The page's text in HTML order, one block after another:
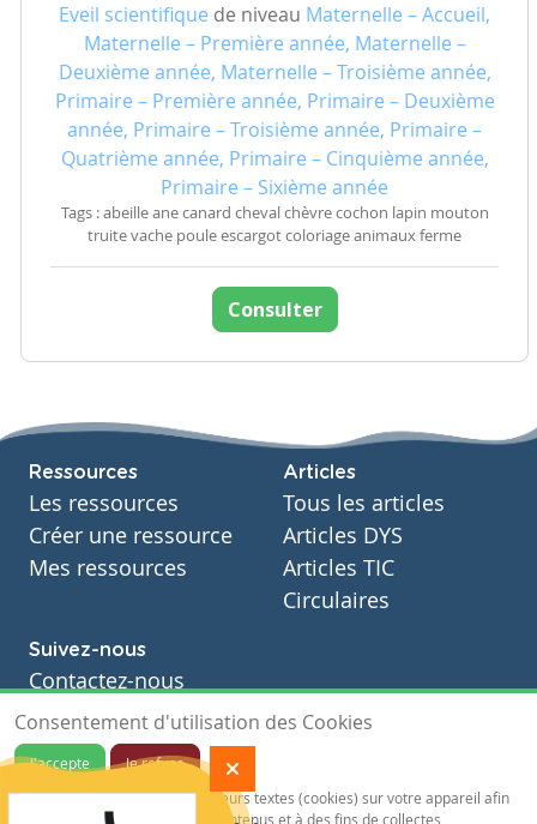
Eveil scientifique de niveau Maternelle – Accueil,
Maternelle – Première année, Maternelle –
Deuxième année, Maternelle – Troisième année,
Primaire – Première année, Primaire – Deuxième
année, Primaire – Troisième année, Primaire –
Quatrième année, Primaire – Cinquième année,
Primaire – Sixième année
Tags : abeille ane canard cheval chèvre cochon lapin mouton
truite vache poule escargot coloriage animaux ferme
Consulter
Ressources
Les ressources
Créer une ressource
Mes ressources
Articles
Tous les articles
Articles DYS
Articles TIC
Circulaires
Suivez-nous
Contactez-nous
Soutien scolaire
Notre page Facebook
S'inscrire à notre newsletter
Consentement d'utilisation des Cookies
J'accepte
Je refuse
Notre site sauvegarde des traceurs textes (cookies) sur votre appareil afin
de vous garantir de meilleurs contenus et à des fins de collectes